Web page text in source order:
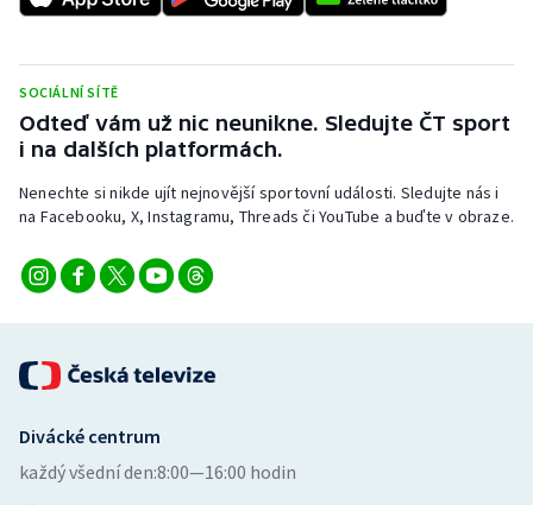
SOCIÁLNÍ SÍTĚ
Odteď vám už nic neunikne. Sledujte ČT sport
i na dalších platformách.
Nenechte si nikde ujít nejnovější sportovní události. Sledujte nás i
na Facebooku, X, Instagramu, Threads či YouTube a buďte v obraze.
Divácké centrum
každý všední den:8:00—16:00 hodin